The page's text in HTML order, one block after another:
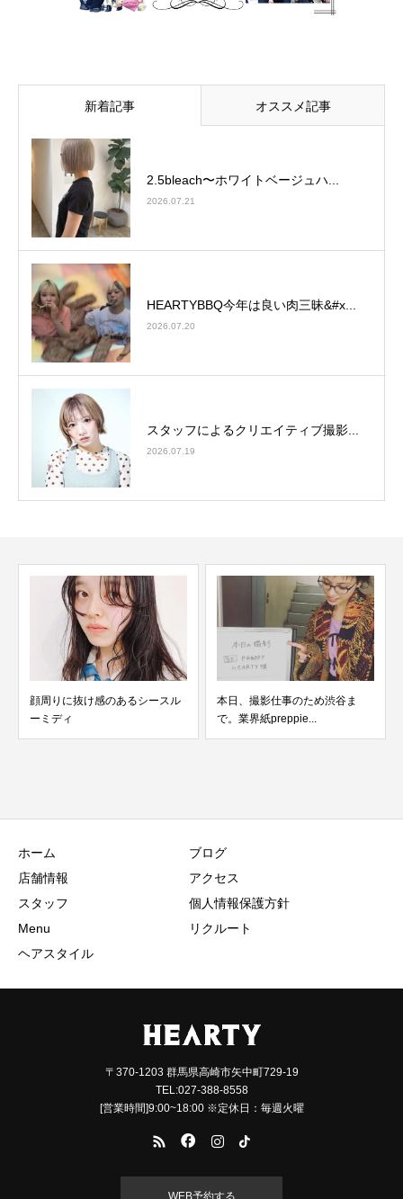
新着記事 オススメ記事
2.5bleach〜ホワイトベージュ⁡ハ...
2026.07.21
HEARTYBBQ今年は良い肉三昧&#x...
2026.07.20
スタッフによるクリエイティブ撮影...
2026.07.19
顔周りに抜け感のあるシースル
ーミディ
本日、撮影仕事のため渋谷ま
で。業界紙preppie...
ホーム
店舗情報
スタッフ
Menu
ヘアスタイル
ブログ
アクセス
個人情報保護方針
リクルート
〒370-1203 群馬県高崎市矢中町729-19
TEL:027-388-8558
[営業時間]9:00~18:00 ※定休日：毎週火曜
WEB予約する